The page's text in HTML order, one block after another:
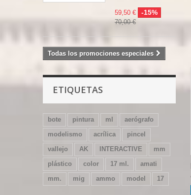
59,50 € -15%
70,00 €
Todas los promociones especiales
ETIQUETAS
bote pintura ml
aerógrafo
modelismo
acrílica
pincel
vallejo
AK INTERACTIVE
mm
plástico
color 17 ml.
amati
mm.
mig ammo model 17